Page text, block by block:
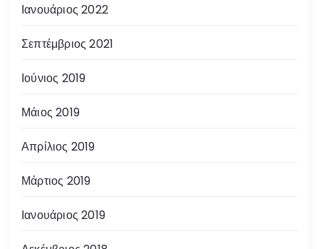
Ιανουάριος 2022
Σεπτέμβριος 2021
Ιούνιος 2019
Μάιος 2019
Απρίλιος 2019
Μάρτιος 2019
Ιανουάριος 2019